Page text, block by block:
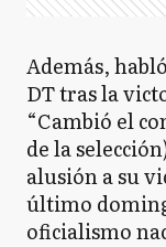
Además,
DT tras la
“Cambió el
de la
alusión a su
último
oficialismo